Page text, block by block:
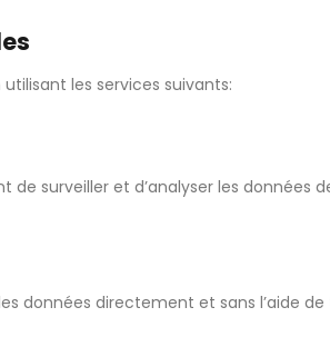
les services suivants:
surveiller et d’analyser les
données directement et sans l’aide de